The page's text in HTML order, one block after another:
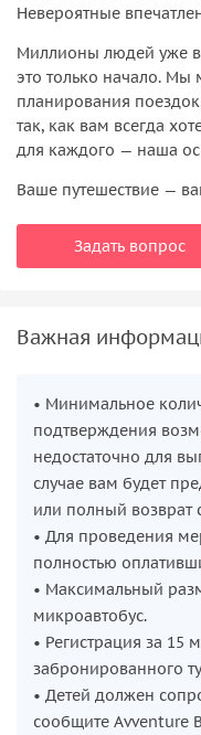
Невероятные
Миллионы людей уже
это только начало. Мы
планирования
так, как вам всегда
для каждого — наша
Ваше путешествие —
Задать вопрос
Важная
• Минимальное
подтверждения
недостаточно для
случае вам будет
или полный возврат
• Для проведения
полностью
• Максимальный
микроавтобус.
• Регистрация за 15
забронированного
• Детей должен
сообщите Avventure